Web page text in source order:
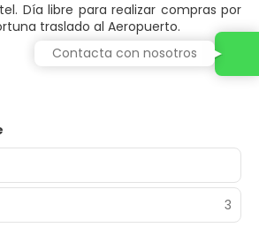
Día libre para realizar compras por
traslado al Aeropuerto.
3
Contacta con nosotros